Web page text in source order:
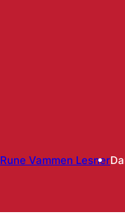
Rune Vammen Lesner